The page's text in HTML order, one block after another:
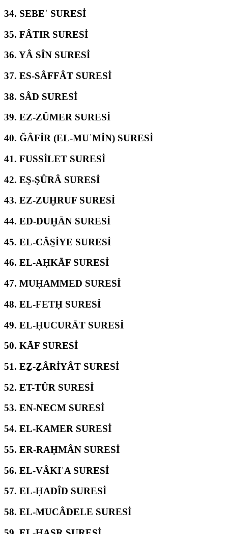
34. SEBEʾ SURESİ
35. FÂTIR SURESİ
36. YÂ SÎN SURESİ
37. ES-SÂFFÂT SURESİ
38. SÂD SURESİ
39. EZ-ZÜMER SURESİ
40. ĞÂFİR (EL-MUʾMİN) SURESİ
41. FUSSİLET SURESİ
42. EŞ-ŞÛRÂ SURESİ
43. EZ-ZUḪRUF SURESİ
44. ED-DUḪĀN SURESİ
45. EL-CÂS̱İYE SURESİ
46. EL-AḤKĀF SURESİ
47. MUḤAMMED SURESİ
48. EL-FETḤ SURESİ
49. EL-ḤUCURĀT SURESİ
50. KĀF SURESİ
51. EẔ-ẔÂRİYÂT SURESİ
52. ET-TÛR SURESİ
53. EN-NECM SURESİ
54. EL-KAMER SURESİ
55. ER-RAḤMÂN SURESİ
56. EL-VÂKIʿA SURESİ
57. EL-ḤADÎD SURESİ
58. EL-MUCÂDELE SURESİ